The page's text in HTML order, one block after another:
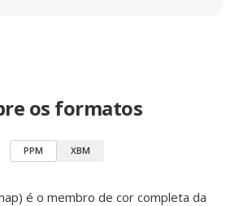
os formatos
PPM XBM
é o membro de cor completa da